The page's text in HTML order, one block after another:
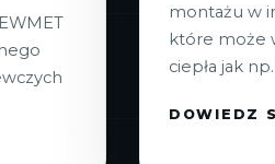
montażu w
które może
ciepła jak
DOWIEDZ